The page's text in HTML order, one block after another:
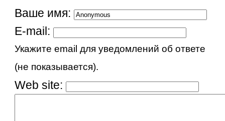
Ваше имя:
E-mail:
Укажите email для уведомлений об ответе
(не показывается).
Web site: